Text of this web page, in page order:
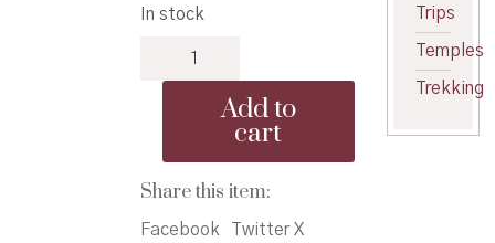
₹80.00.
In stock
marathi
प्राचीन
मराठी
quantity
Add to
cart
Share this item:
Facebook
Twitter X
Trips
Temples
Trekking